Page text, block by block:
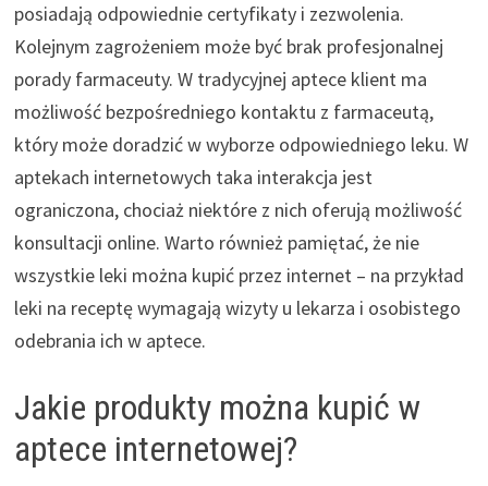
posiadają odpowiednie certyfikaty i zezwolenia.
Kolejnym zagrożeniem może być brak profesjonalnej
porady farmaceuty. W tradycyjnej aptece klient ma
możliwość bezpośredniego kontaktu z farmaceutą,
który może doradzić w wyborze odpowiedniego leku. W
aptekach internetowych taka interakcja jest
ograniczona, chociaż niektóre z nich oferują możliwość
konsultacji online. Warto również pamiętać, że nie
wszystkie leki można kupić przez internet – na przykład
leki na receptę wymagają wizyty u lekarza i osobistego
odebrania ich w aptece.
Jakie produkty można kupić w
aptece internetowej?